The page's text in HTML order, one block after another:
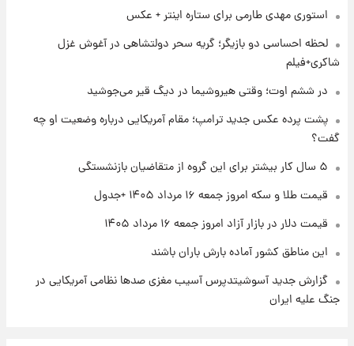
شارژ جدید کالابرگ برای سه دهک؛ جزئیات اعلام
شد
شرایط تازه فروش اقساطی سایپا اعلام شد؛
شاهین، کوییک، اطلس، سهند و ساینا با اقساط
بلندمدت + جدول
قیمت سکه و طلا فردا
استوری مهدی طارمی برای ستاره اینتر + عکس
لحظه احساسی دو بازیگر؛ گریه سحر دولتشاهی در آغوش غزل
شاکری+فیلم
در ششم اوت؛ وقتی هیروشیما در دیگ قیر می‌جوشید
پشت پرده عکس جدید ترامپ؛ مقام آمریکایی درباره وضعیت او چه
گفت؟
۵ سال کار بیشتر برای این گروه از متقاضیان بازنشستگی
قیمت طلا و سکه امروز جمعه ۱۶ مرداد ۱۴۰۵ +جدول
قیمت دلار در بازار آزاد امروز جمعه ۱۶ مرداد ۱۴۰۵
این مناطق کشور آماده بارش باران باشند
گزارش جدید آسوشیتدپرس آسیب مغزی صدها نظامی آمریکایی در
جنگ علیه ایران